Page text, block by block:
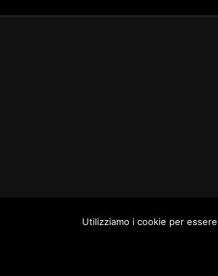
Utilizziamo i cookie per